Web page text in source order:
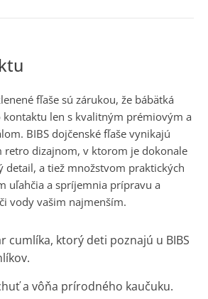
fľaše sú zárukou, že bábätká
len s kvalitným prémiovým a
BIBS dojčenské fľaše vynikajú
retro dizajnom, v ktorom je dokonale
detail, a tiež množstvom praktických
uľahčia a spríjemnia prípravu a
vody vašim najmenším.
cumlíka, ktorý deti poznajú u BIBS
a vôňa prírodného kaučuku.